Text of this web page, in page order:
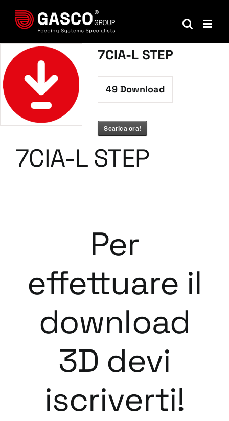
contenuto
7CIA-L STEP
49Download
Scarica ora!
7CIA-L STEP
Per
effettuare il
download
3D devi
iscriverti!